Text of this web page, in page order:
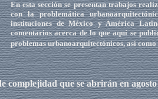
En esta sección se presentan trabajos
con la problemática
instituciones de México y América
comentarios acerca de lo que aquí se
problemas urbanoarquitectónicos, así como
complejidad que se abrirán en